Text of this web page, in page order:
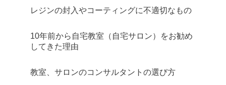
レジンの封入やコーティングに不適切なもの
10年前から自宅教室（自宅サロン）をお勧め
してきた理由
教室、サロンのコンサルタントの選び方